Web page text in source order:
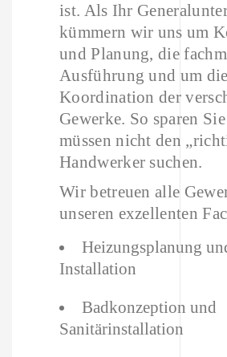
ist. Als Ihr
kümmern wir uns um
und Planung, die
Ausführung und um die
Koordination der
Gewerke. So sparen
müssen nicht den
Handwerker suchen.
Wir betreuen alle
unseren exzellenten
Heizungsplanung
Installation
Badkonzeption und
Sanitärinstallation